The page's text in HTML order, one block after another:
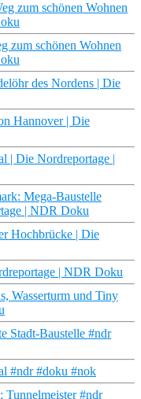
zum schönen Wohnen
zum schönen Wohnen
des Nordens | Die
Hannover | Die
| Die Nordreportage |
Mega-Baustelle
| NDR Doku
Hochbrücke | Die
| NDR Doku
Wasserturm und Tiny
Stadt-Baustelle #ndr
#ndr #doku #nok
Tunnelmeister #ndr